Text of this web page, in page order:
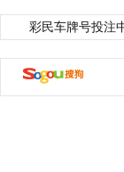
彩民车牌号投注